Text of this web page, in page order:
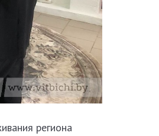
региона